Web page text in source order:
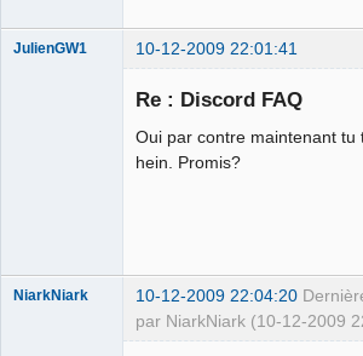
JulienGW1 10-12-2009 22:01:41
Re : Discord FAQ
Oui par contre maintenant tu
hein. Promis?
NiarkNiark 10-12-2009 22:04:20
par NiarkNiark (10-12-2009